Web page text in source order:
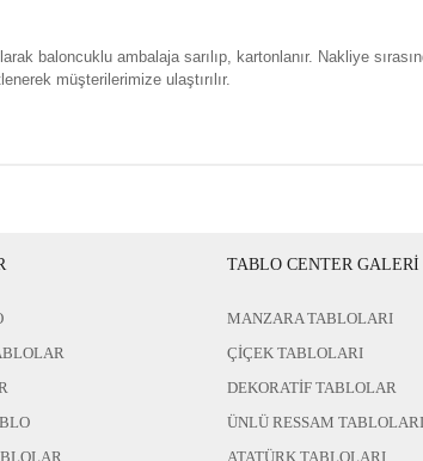
baloncuklu ambalaja sarılıp, kartonlanır. Nakliye
müşterilerimize ulaştırılır.
TABLO CENTER GALERİ
MANZARA TABLOLARI
ÇİÇEK TABLOLARI
DEKORATİF TABLOLAR
ÜNLÜ RESSAM TABLOLARI
ATATÜRK TABLOLARI